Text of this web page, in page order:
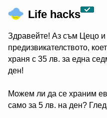
Life hacks
Здравейте! Аз съм Цецо
предизвикателството,
храня с 35 лв. за една
ден!
Можем ли да се храним
само за 5 лв. на ден?